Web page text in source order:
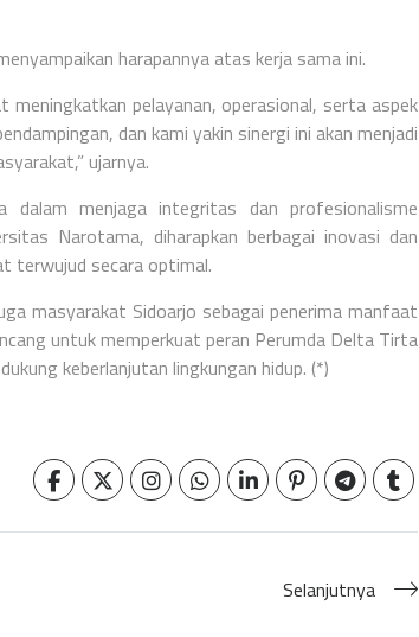
harapannya atas kerja sama ini.
meningkatkan pelayanan, operasional, serta aspek
dan kami yakin sinergi ini akan menjadi
ujarnya.
menjaga integritas dan profesionalisme
Narotama, diharapkan berbagai inovasi dan
terwujud secara optimal.
masyarakat Sidoarjo sebagai penerima manfaat
untuk memperkuat peran Perumda Delta Tirta
keberlanjutan lingkungan hidup. (*)
Selanjutnya